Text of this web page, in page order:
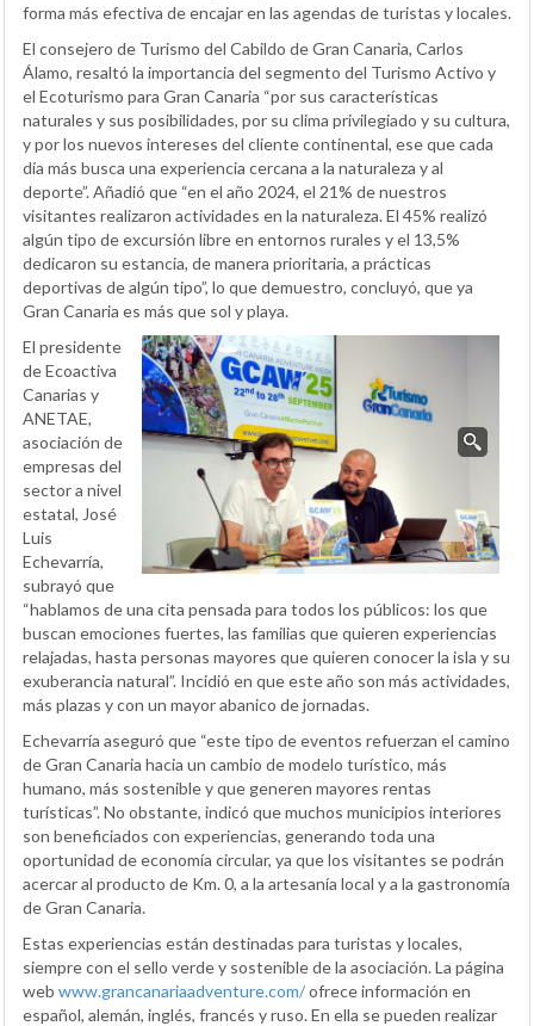
forma más efectiva de encajar en las agendas de turistas y locales.
El consejero de Turismo del Cabildo de Gran Canaria, Carlos
Álamo, resaltó la importancia del segmento del Turismo Activo y
el Ecoturismo para Gran Canaria “por sus características
naturales y sus posibilidades, por su clima privilegiado y su cultura,
y por los nuevos intereses del cliente continental, ese que cada
día más busca una experiencia cercana a la naturaleza y al
deporte”. Añadió que “en el año 2024, el 21% de nuestros
visitantes realizaron actividades en la naturaleza. El 45% realizó
algún tipo de excursión libre en entornos rurales y el 13,5%
dedicaron su estancia, de manera prioritaria, a prácticas
deportivas de algún tipo”, lo que demuestro, concluyó, que ya
Gran Canaria es más que sol y playa.
El presidente
de Ecoactiva
Canarias y
ANETAE,
asociación de
empresas del
sector a nivel
estatal, José
Luis
Echevarría,
subrayó que
“hablamos de una cita pensada para todos los públicos: los que
buscan emociones fuertes, las familias que quieren experiencias
relajadas, hasta personas mayores que quieren conocer la isla y su
exuberancia natural”. Incidió en que este año son más actividades,
más plazas y con un mayor abanico de jornadas.
Echevarría aseguró que “este tipo de eventos refuerzan el camino
de Gran Canaria hacia un cambio de modelo turístico, más
humano, más sostenible y que generen mayores rentas
turísticas”. No obstante, indicó que muchos municipios interiores
son beneficiados con experiencias, generando toda una
oportunidad de economía circular, ya que los visitantes se podrán
acercar al producto de Km. 0, a la artesanía local y a la gastronomía
de Gran Canaria.
Estas experiencias están destinadas para turistas y locales,
siempre con el sello verde y sostenible de la asociación. La página
web www.grancanariaadventure.com/ofrece información en
español, alemán, inglés, francés y ruso. En ella se pueden realizar